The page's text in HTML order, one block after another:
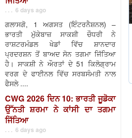
. . . 6 days ago
ਗਲਾਸਗੋ, 1 ਅਗਸਤ (ਇੰਟਰਨੈਸ਼ਨਲ) –
ਭਾਰਤੀ ਮੁੱਕੇਬਾਜ਼ ਸਾਕਸ਼ੀ ਚੌਧਰੀ ਨੇ
ਰਾਸ਼ਟਰਮੰਡਲ ਖੇਡਾਂ ਵਿੱਚ ਸ਼ਾਨਦਾਰ
ਪ੍ਰਦਰਸ਼ਨ ਤੋਂ ਬਾਅਦ ਸੋਨ ਤਗਮਾ ਜਿੱਤਿਆ
ਹੈ। ਸਾਕਸ਼ੀ ਨੇ ਔਰਤਾਂ ਦੇ 51 ਕਿਲੋਗ੍ਰਾਮ
ਵਰਗ ਦੇ ਫਾਈਨਲ ਵਿੱਚ ਸਰਬਸੰਮਤੀ ਨਾਲ
ਫੈਸਲੇ ....
CWG 2026 ਦਿਨ 10: ਭਾਰਤੀ ਜੂਡੋਕਾ
ਉੱਨਤੀ ਸ਼ਰਮਾ ਨੇ ਕਾਂਸੀ ਦਾ ਤਗਮਾ
ਜਿੱਤਿਆ
. . . 6 days ago